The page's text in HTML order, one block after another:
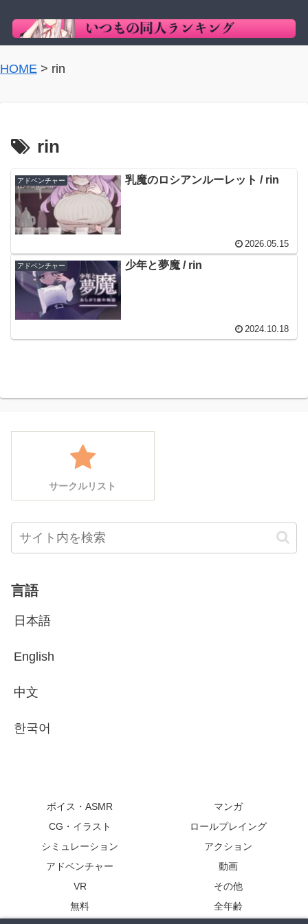
HOME > rin
rin
アドベンチャー 乳魔のロシアンルーレット / rin
2026.05.15
アドベンチャー 少年と夢魔 / rin
2024.10.18
サークルリスト
言語
日本語
English
中文
한국어
ボイス・ASMR
マンガ
CG・イラスト
ロールプレイング
シミュレーション
アクション
アドベンチャー
動画
VR
その他
無料
全年齢